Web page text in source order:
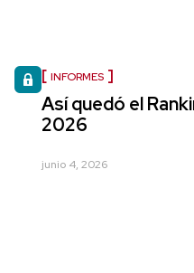
INFORMES
Así quedó el
2026
junio 4, 2026